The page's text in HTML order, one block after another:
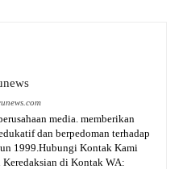
media. memberikan
dan berpedoman terhadap
1999.Hubungi Kontak Kami
di Kontak WA: